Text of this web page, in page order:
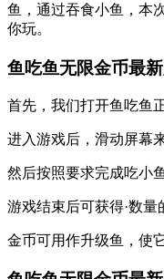
鱼，通过吞食小鱼，本
你玩。
鱼吃鱼无限金币最
首先，我们打开鱼吃鱼
进入游戏后，滑动屏幕
然后按照要求完成吃小
游戏结束后可获得·数量
金币可用作升级鱼，使